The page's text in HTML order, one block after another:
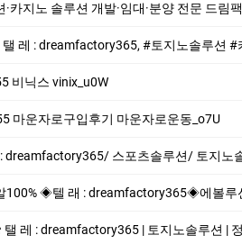
·카지노 솔루션 개발·임대·분양 전문 드림
레 : dreamfactory365, #토지노솔루션
비닉스 vinix_u0W
마운자로구입후기 마운자로운동_o7U
dreamfactory365/ 스포츠솔루션/ 토지노
100% ◈텔 래 : dreamfactory365◈에볼루
레 : dreamfactory365 | 토지노솔루션 |